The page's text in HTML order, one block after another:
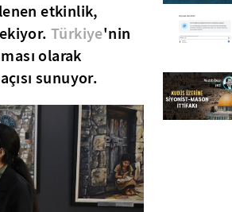
etkinlik,
Türkiye'nin
olarak
sunuyor.